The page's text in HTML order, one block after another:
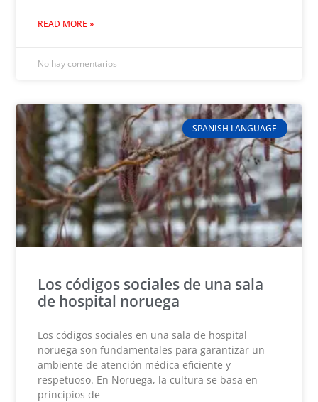
READ MORE »
No hay comentarios
SPANISH LANGUAGE
Los códigos sociales de una sala
de hospital noruega
Los códigos sociales en una sala de hospital
noruega son fundamentales para garantizar un
ambiente de atención médica eficiente y
respetuoso. En Noruega, la cultura se basa en
principios de